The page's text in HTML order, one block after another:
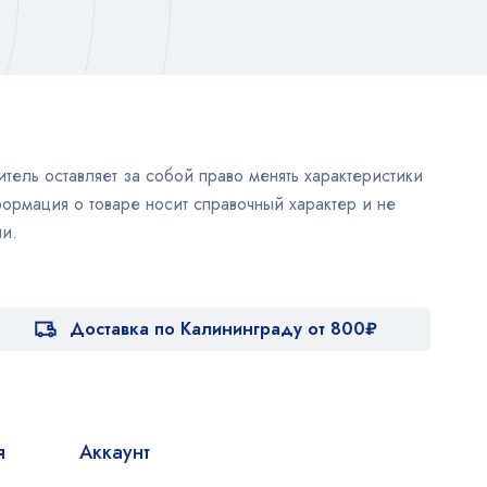
оставляет за собой право менять характеристики
о товаре носит справочный характер и не
Доставка по Калининграду от 800₽
Аккаунт